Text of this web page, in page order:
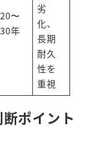
20〜
30年
劣
化、
長期
耐久
性を
重視
ポイント